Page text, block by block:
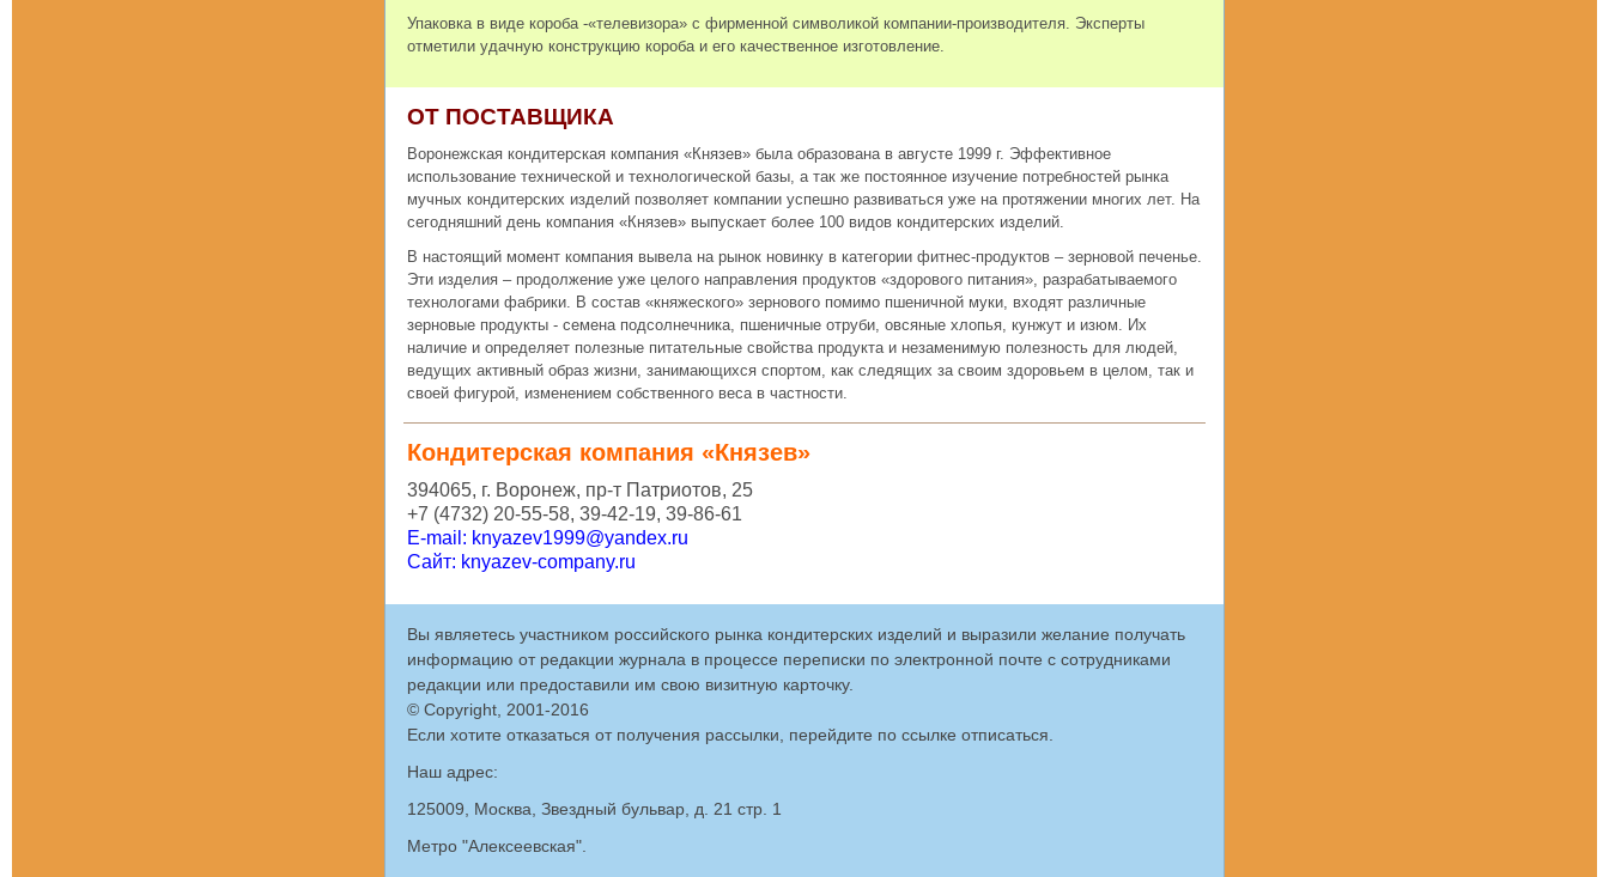
Упаковка в виде короба -«телевизора» с фирменной символикой компании-производителя. Эксперты
отметили удачную конструкцию короба и его качественное изготовление.
ОТ ПОСТАВЩИКА
Воронежская кондитерская компания «Князев» была образована в августе 1999 г. Эффективное
использование технической и технологической базы, а так же постоянное изучение потребностей рынка
мучных кондитерских изделий позволяет компании успешно развиваться уже на протяжении многих лет. На
сегодняшний день компания «Князев» выпускает более 100 видов кондитерских изделий.
В настоящий момент компания вывела на рынок новинку в категории фитнес-продуктов – зерновой печенье.
Эти изделия – продолжение уже целого направления продуктов «здорового питания», разрабатываемого
технологами фабрики. В состав «княжеского» зернового помимо пшеничной муки, входят различные
зерновые продукты - семена подсолнечника, пшеничные отруби, овсяные хлопья, кунжут и изюм. Их
наличие и определяет полезные питательные свойства продукта и незаменимую полезность для людей,
ведущих активный образ жизни, занимающихся спортом, как следящих за своим здоровьем в целом, так и
своей фигурой, изменением собственного веса в частности.
Кондитерская компания «Князев»
394065, г. Воронеж, пр-т Патриотов, 25
+7 (4732) 20-55-58, 39-42-19, 39-86-61
E-mail: knyazev1999@yandex.ru
Сайт: knyazev-company.ru
Вы являетесь участником российского рынка кондитерских изделий и выразили желание получать
информацию от редакции журнала в процессе переписки по электронной почте с сотрудниками
редакции или предоставили им свою визитную карточку.
© Copyright, 2001-2016
Если хотите отказаться от получения рассылки, перейдите по ссылке отписаться.
Наш адрес:
125009, Москва, Звездный бульвар, д. 21 стр. 1
Метро "Алексеевская".